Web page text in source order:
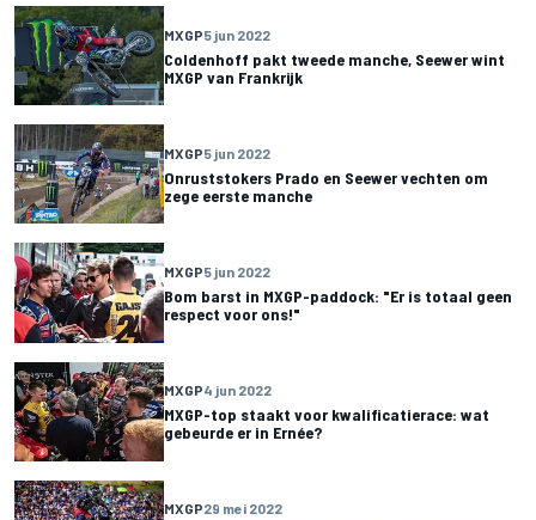
MXGP5 jun 2022
Coldenhoff pakt tweede manche, Seewer wint
MXGP van Frankrijk
MXGP5 jun 2022
Onruststokers Prado en Seewer vechten om
zege eerste manche
MXGP5 jun 2022
Bom barst in MXGP-paddock: "Er is totaal geen
respect voor ons!"
MXGP4 jun 2022
MXGP-top staakt voor kwalificatierace: wat
gebeurde er in Ernée?
MXGP29 mei 2022